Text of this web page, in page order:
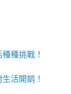
種挑戰！
活開銷！